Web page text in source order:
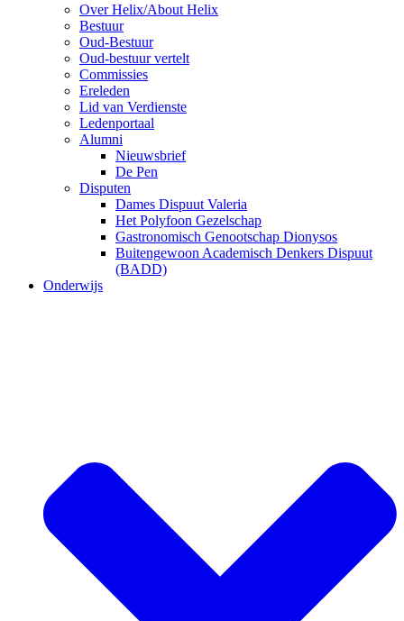
Over Helix/About Helix
Bestuur
Oud-Bestuur
Oud-bestuur vertelt
Commissies
Ereleden
Lid van Verdienste
Ledenportaal
Alumni
Nieuwsbrief
De Pen
Disputen
Dames Dispuut Valeria
Het Polyfoon Gezelschap
Gastronomisch Genootschap Dionysos
Buitengewoon Academisch Denkers Dispuut
(BADD)
Onderwijs